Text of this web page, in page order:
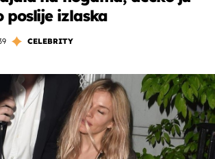
izlaska
CELEBRITY
OBAVIJESTI